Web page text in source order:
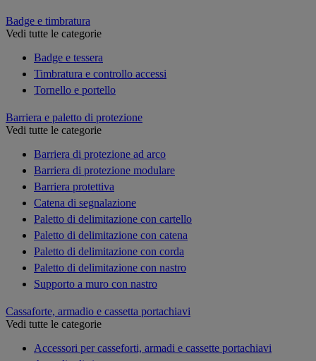
Badge e timbratura
Vedi tutte le categorie
Badge e tessera
Timbratura e controllo accessi
Tornello e portello
Barriera e paletto di protezione
Vedi tutte le categorie
Barriera di protezione ad arco
Barriera di protezione modulare
Barriera protettiva
Catena di segnalazione
Paletto di delimitazione con cartello
Paletto di delimitazione con catena
Paletto di delimitazione con corda
Paletto di delimitazione con nastro
Supporto a muro con nastro
Cassaforte, armadio e cassetta portachiavi
Vedi tutte le categorie
Accessori per casseforti, armadi e cassette portachiavi